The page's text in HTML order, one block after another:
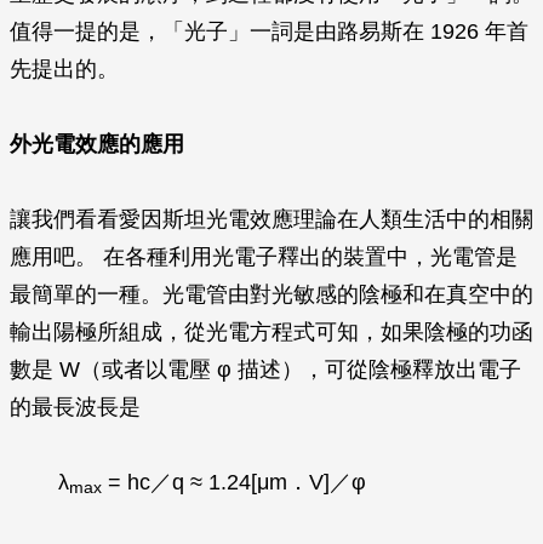
值得一提的是，「光子」一詞是由路易斯在 1926 年首
先提出的。
外光電效應的應用
讓我們看看愛因斯坦光電效應理論在人類生活中的相關
應用吧。 在各種利用光電子釋出的裝置中，光電管是
最簡單的一種。光電管由對光敏感的陰極和在真空中的
輸出陽極所組成，從光電方程式可知，如果陰極的功函
數是 W（或者以電壓 φ 描述），可從陰極釋放出電子
的最長波長是
λmax = hc／q ≈ 1.24[μm．V]／φ